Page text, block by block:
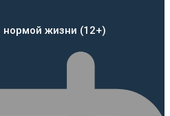
нормой жизни (12+)